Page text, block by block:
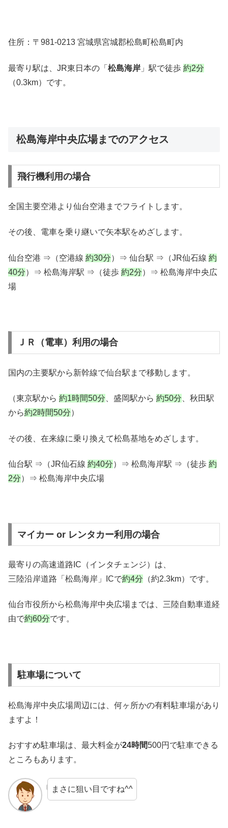
住所：〒981-0213 宮城県宮城郡松島町松島町内
最寄り駅は、JR東日本の「 松島海岸 」駅で徒歩 約2分
（0.3km）です。
松島海岸中央広場までのアクセス
飛行機利用の場合
全国主要空港より仙台空港までフライトします。
その後、電車を乗り継いで矢本駅をめざします。
仙台空港 ⇒（空港線 約30分）⇒ 仙台駅 ⇒（JR仙石線 約
40分）⇒ 松島海岸駅 ⇒（徒歩 約2分）⇒ 松島海岸中央広
場
ＪＲ（電車）利用の場合
国内の主要駅から新幹線で仙台駅まで移動します。
（東京駅から 約1時間50分 、盛岡駅から 約50分 、秋田駅
から約2時間50分）
その後、在来線に乗り換えて松島基地をめざします。
仙台駅 ⇒（JR仙石線 約40分）⇒ 松島海岸駅 ⇒（徒歩 約
2分）⇒ 松島海岸中央広場
マイカー or レンタカー利用の場合
最寄りの高速道路IC（インタチェンジ）は、
三陸沿岸道路「松島海岸」ICで約4分 （約2.3km）です。
仙台市役所から松島海岸中央広場までは、三陸自動車道経
由で約60分です。
駐車場について
松島海岸中央広場周辺には、何ヶ所かの有料駐車場があり
ますよ！
おすすめ駐車場は、最大料金が24時間500円で駐車できる
ところもあります。
まさに狙い目ですね^^